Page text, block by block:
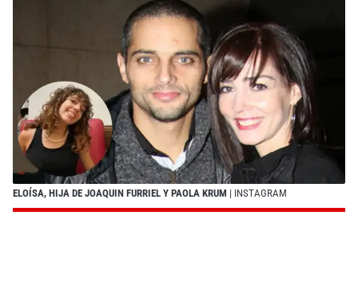
ELOÍSA, HIJA DE JOAQUIN FURRIEL Y PAOLA KRUM | INSTAGRAM